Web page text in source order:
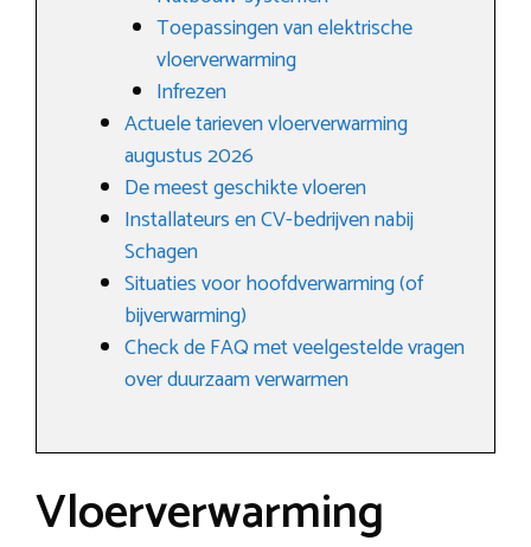
Toepassingen van elektrische
vloerverwarming
Infrezen
Actuele tarieven vloerverwarming
augustus 2026
De meest geschikte vloeren
Installateurs en CV-bedrijven nabij
Schagen
Situaties voor hoofdverwarming (of
bijverwarming)
Check de FAQ met veelgestelde vragen
over duurzaam verwarmen
Vloerverwarming